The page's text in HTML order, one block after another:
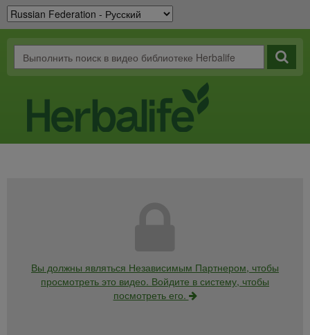
Вы должны являться Независимым Партнером, чтобы
просмотреть это видео. Войдите в систему, чтобы
посмотреть его.